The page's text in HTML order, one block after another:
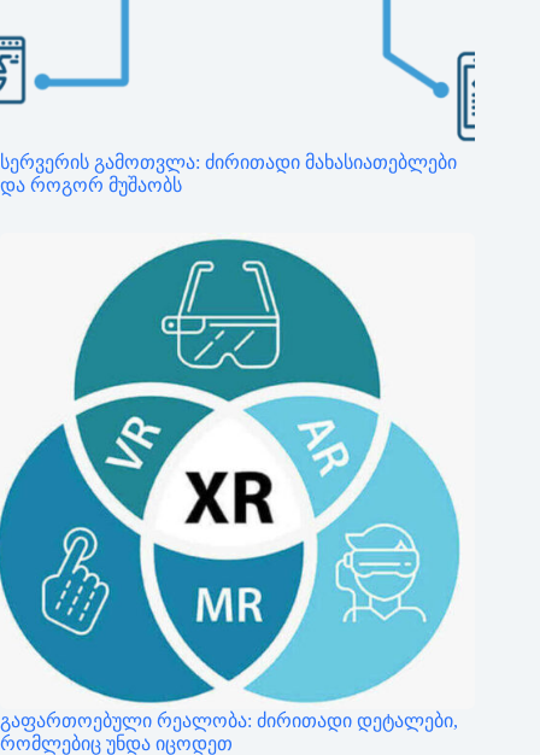
სერვერის გამოთვლა: ძირითადი მახასიათებლები
და როგორ მუშაობს
გაფართოებული რეალობა: ძირითადი დეტალები,
რომლებიც უნდა იცოდეთ